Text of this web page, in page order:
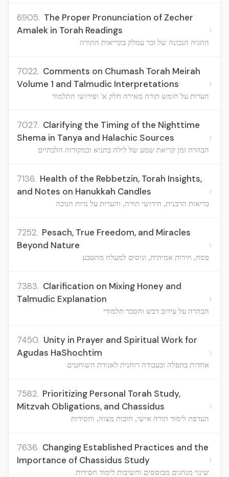
6905. The Proper Pronunciation of Zecher
Amalek in Torah Readings
ההגיה הנכונה של זכר עמלק בקריאות התורה
›
7022. Comments on Chumash Torah Meirah
Volume 1 and Talmudic Interpretations
הערות על חומש תורה מאירה חלק א' ופירושי התלמוד
›
7027. Clarifying the Timing of the Nighttime
Shema in Tanya and Halachic Sources
הבהרת זמן קריאת שמע של לילה בתניא ובמקורות הלכתיים
›
7136. Health of the Rebbetzin, Torah Insights,
and Notes on Hanukkah Candles
בריאות הרבנית, חידושי תורה, והערות על נרות חנוכה
›
7252. Pesach, True Freedom, and Miracles
Beyond Nature
פסח, חירות אמיתית, וניסים למעלה מהטבע
›
7383. Clarification on Mixing Honey and
Talmudic Explanation
הבהרה על עירוב דבש והסבר תלמודי
›
7450. Unity in Prayer and Spiritual Work for
Agudas HaShochtim
אחדות בתפלה ובעבודה רוחנית לאגודת השוחטים
›
7582. Prioritizing Personal Torah Study,
Mitzvah Obligations, and Chassidus
העדפת לימוד תורה אישי, חובות מצוה, וחסידות
›
7636. Changing Established Practices and the
Importance of Chassidus Study
שינוי מנהגים מבוססים וחשיבות לימוד חסידות
›